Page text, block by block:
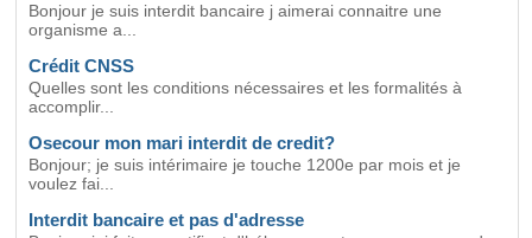
Bonjour je suis interdit bancaire j aimerai connaitre une
organisme a...
Crédit CNSS
Quelles sont les conditions nécessaires et les formalités à
accomplir...
Osecour mon mari interdit de credit?
Bonjour; je suis intérimaire je touche 1200e par mois et je
voulez fai...
Interdit bancaire et pas d'adresse